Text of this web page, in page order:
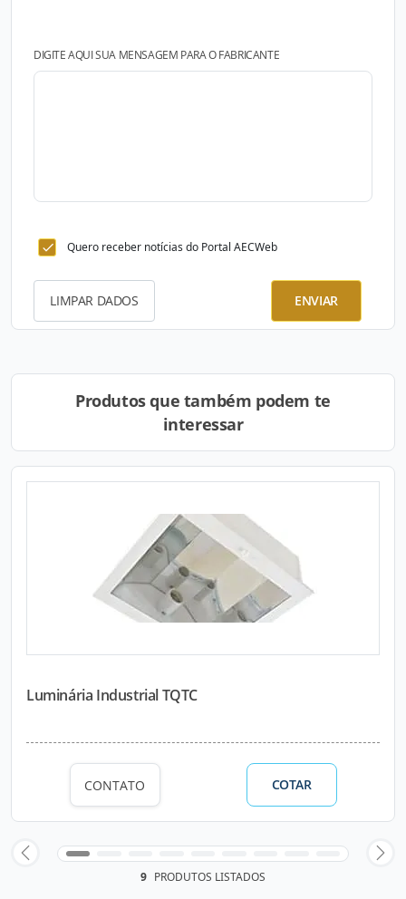
DIGITE AQUI SUA MENSAGEM PARA O FABRICANTE
Quero receber notícias do Portal AECWeb
LIMPAR DADOS ENVIAR
Produtos que também podem te
interessar
Luminária Industrial TQTC
CONTATO COTAR
9 PRODUTOS LISTADOS